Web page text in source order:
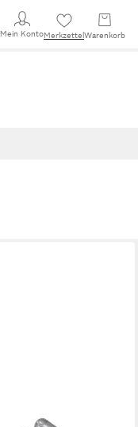
Mein KontoMerkzettel Warenkorb